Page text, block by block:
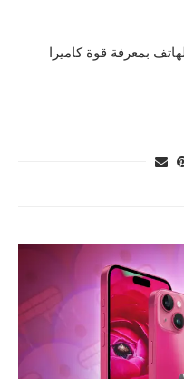
بمعرفة قوة كاميرا